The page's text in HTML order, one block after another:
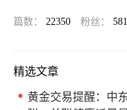
篇数： 22350 粉丝： 581
精选文章
黄金交易提醒：中